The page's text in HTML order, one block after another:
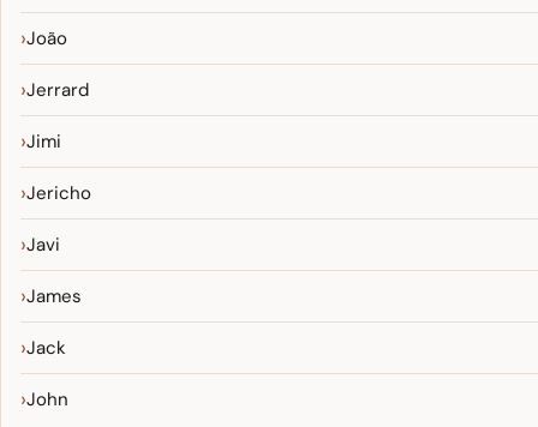
João
Jerrard
Jimi
Jericho
Javi
James
Jack
John